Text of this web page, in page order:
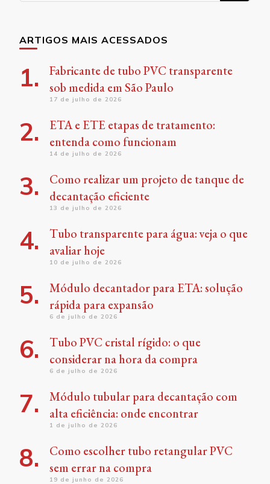
ARTIGOS MAIS ACESSADOS
Fabricante de tubo PVC transparente
sob medida em São Paulo
17 de julho de 2026
ETA e ETE etapas de tratamento:
entenda como funcionam
14 de julho de 2026
Como realizar um projeto de tanque de
decantação eficiente
13 de julho de 2026
Tubo transparente para água: veja o que
avaliar hoje
10 de julho de 2026
Módulo decantador para ETA: solução
rápida para expansão
6 de julho de 2026
Tubo PVC cristal rígido: o que
considerar na hora da compra
6 de julho de 2026
Módulo tubular para decantação com
alta eficiência: onde encontrar
1 de julho de 2026
Como escolher tubo retangular PVC
sem errar na compra
19 de junho de 2026